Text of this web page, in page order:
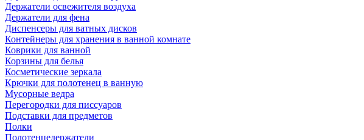
Держатели освежителя воздуха
Держатели для фена
Диспенсеры для ватных дисков
Контейнеры для хранения в ванной комнате
Коврики для ванной
Корзины для белья
Косметические зеркала
Крючки для полотенец в ванную
Мусорные ведра
Перегородки для писсуаров
Подставки для предметов
Полки
Полотенцедержатели